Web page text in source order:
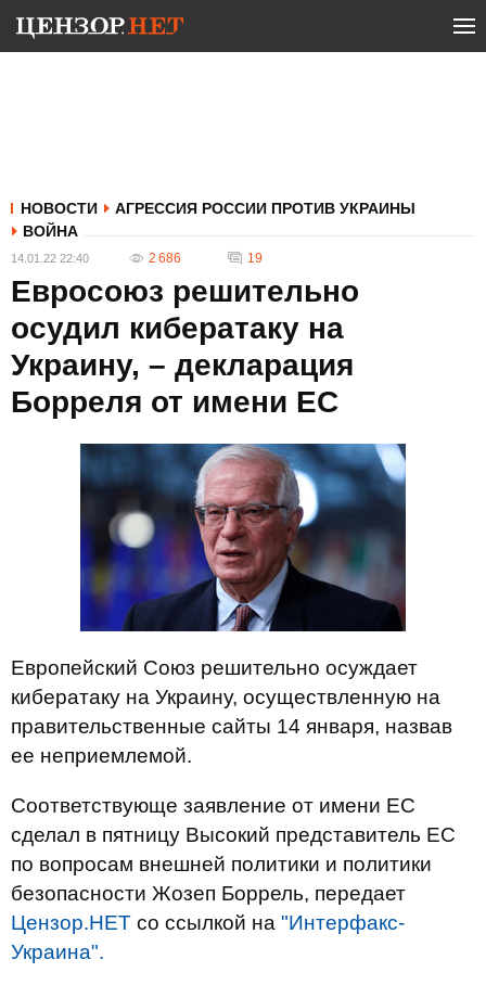
НОВОСТИ
АГРЕССИЯ РОССИИ ПРОТИВ УКРАИНЫ
ВОЙНА
14.01.22 22:40 2 686 19
Евросоюз решительно
осудил кибератаку на
Украину, – декларация
Борреля от имени ЕС
Европейский Союз решительно осуждает
кибератаку на Украину, осуществленную на
правительственные сайты 14 января, назвав
ее неприемлемой.
Соответствующе заявление от имени ЕС
сделал в пятницу Высокий представитель ЕС
по вопросам внешней политики и политики
безопасности Жозеп Боррель, передает
Цензор.НЕТ со ссылкой на "Интерфакс-
Украина".